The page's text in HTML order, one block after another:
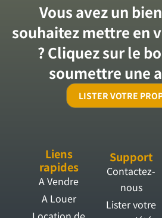
Vous avez un
souhaitez mettre en
? Cliquez sur le
soumettre une
LISTER VOTRE
Liens
rapides
A Vendre
A Louer
Support
Contactez-
nous
Lister votre